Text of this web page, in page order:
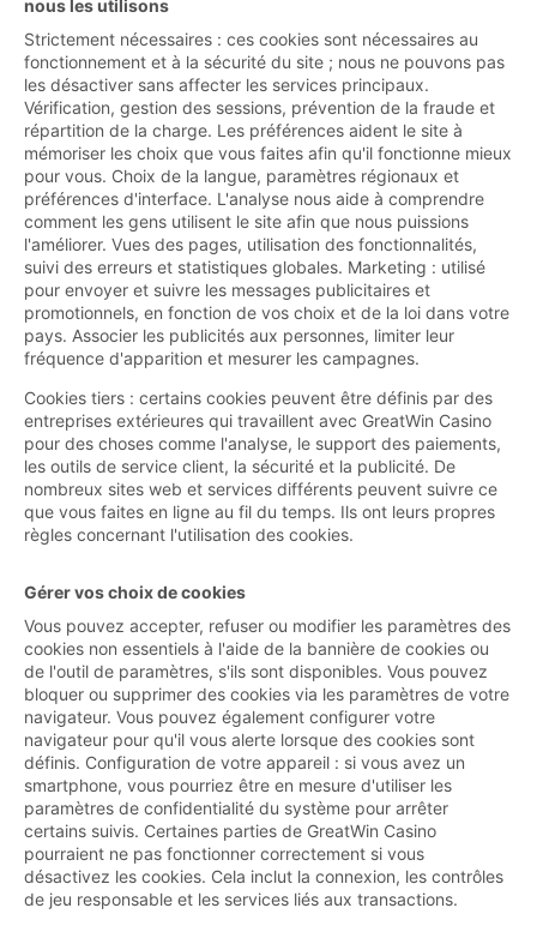
nous les utilisons
Strictement nécessaires : ces cookies sont nécessaires au
fonctionnement et à la sécurité du site ; nous ne pouvons pas
les désactiver sans affecter les services principaux.
Vérification, gestion des sessions, prévention de la fraude et
répartition de la charge. Les préférences aident le site à
mémoriser les choix que vous faites afin qu'il fonctionne mieux
pour vous. Choix de la langue, paramètres régionaux et
préférences d'interface. L'analyse nous aide à comprendre
comment les gens utilisent le site afin que nous puissions
l'améliorer. Vues des pages, utilisation des fonctionnalités,
suivi des erreurs et statistiques globales. Marketing : utilisé
pour envoyer et suivre les messages publicitaires et
promotionnels, en fonction de vos choix et de la loi dans votre
pays. Associer les publicités aux personnes, limiter leur
fréquence d'apparition et mesurer les campagnes.
Cookies tiers : certains cookies peuvent être définis par des
entreprises extérieures qui travaillent avec GreatWin Casino
pour des choses comme l'analyse, le support des paiements,
les outils de service client, la sécurité et la publicité. De
nombreux sites web et services différents peuvent suivre ce
que vous faites en ligne au fil du temps. Ils ont leurs propres
règles concernant l'utilisation des cookies.
Gérer vos choix de cookies
Vous pouvez accepter, refuser ou modifier les paramètres des
cookies non essentiels à l'aide de la bannière de cookies ou
de l'outil de paramètres, s'ils sont disponibles. Vous pouvez
bloquer ou supprimer des cookies via les paramètres de votre
navigateur. Vous pouvez également configurer votre
navigateur pour qu'il vous alerte lorsque des cookies sont
définis. Configuration de votre appareil : si vous avez un
smartphone, vous pourriez être en mesure d'utiliser les
paramètres de confidentialité du système pour arrêter
certains suivis. Certaines parties de GreatWin Casino
pourraient ne pas fonctionner correctement si vous
désactivez les cookies. Cela inclut la connexion, les contrôles
de jeu responsable et les services liés aux transactions.